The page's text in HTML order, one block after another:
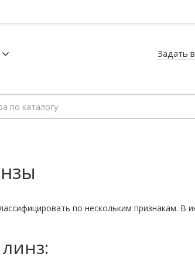
Задать
по нескольким признакам.